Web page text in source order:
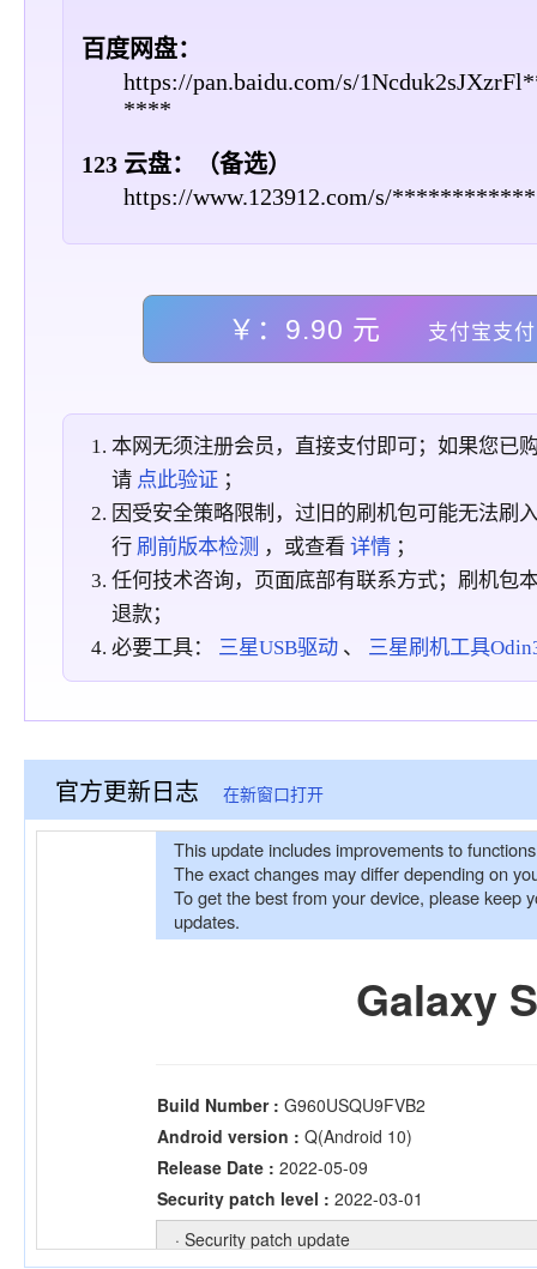
百度网盘：
https://pan.baidu.com/s/
****
123 云盘：（备选）
https://www.123912.com/s/************
￥：9.90 元 支付宝支付
本网无须注册会员，直接支付即可；如果您已
请 点此验证 ；
因受安全策略限制，过旧的刷机包可能无法刷
行 刷前版本检测 ，或查看详情 ；
任何技术咨询，页面底部有联系方式；刷机包
退款；
必要工具： 三星USB驱动 、 三星刷机工具
官方更新日志 在新窗口打开